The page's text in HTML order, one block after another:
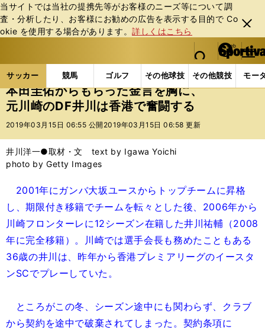
当サイトでは当社の提携先等がお客様のニーズ等について調
査・分析したり、お客様にお勧めの広告を表⽰する⽬的で Co
okie を使⽤する場合があります。詳しくはこちら
閉じ
る
web Sportiva (webスポルティーバ)
検索
マイペ
ー
ジ
メニュ
サッカー 競馬 ゴルフ その他球技 その他競技 モー
ス
ポ
ル
バ
サッカーの記事一覧 海外サッカー 海外サッカー
本田圭佑からもらった金言を胸に、
元川崎のDF井川は香港で奮闘する
2019年03月15日 06:55 公開 2019年03月15日 06:58 更新
井川洋一●取材・文 text by Igawa Yoichi
photo by Getty Images
2001年にガンバ大坂ユースからトップチームに昇格
し、期限付き移籍でチームを転々とした後、2006年から
川崎フロンターレに12シーズン在籍した井川祐輔（2008
年に完全移籍）。川崎では選手会長も務めたこともある
36歳の井川は、昨年から香港プレミアリーグのイースタ
ンSCでプレーしていた。
ところがこの冬、シーズン途中にも関わらず、クラブ
から契約を途中で破棄されてしまった。契約条項に